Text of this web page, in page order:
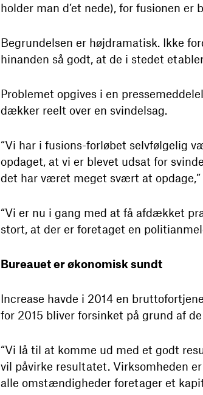
holder man d’et nede), for fusionen er
Begrundelsen er højdramatisk. Ikke
hinanden så godt, at de i stedet
Problemet opgives i en
dækker reelt over en svindelsag.
“Vi har i fusions-forløbet selvfølgelig
opdaget, at vi er blevet udsat for
det har været meget svært at
“Vi er nu i gang med at få afdækket
stort, at der er foretaget en
Bureauet er økonomisk sundt
Increase havde i 2014 en
for 2015 bliver forsinket på grund af
“Vi lå til at komme ud med et godt
vil påvirke resultatet. Virksomheden
alle omstændigheder foretager et